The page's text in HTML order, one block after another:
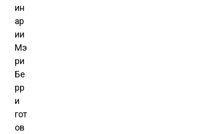
ин
ар
ии
Мэ
ри
Бе
рр
и
гот
ов